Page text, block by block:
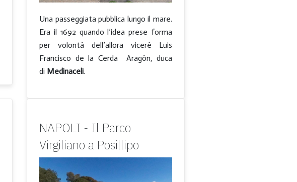
Una passeggiata pubblica lungo il mare.
Era il 1692 quando l’idea prese forma
per volontà dell’allora viceré Luis
Francisco de la Cerda Aragòn, duca
di Medinaceli.
NAPOLI - Il Parco
Virgiliano a Posillipo